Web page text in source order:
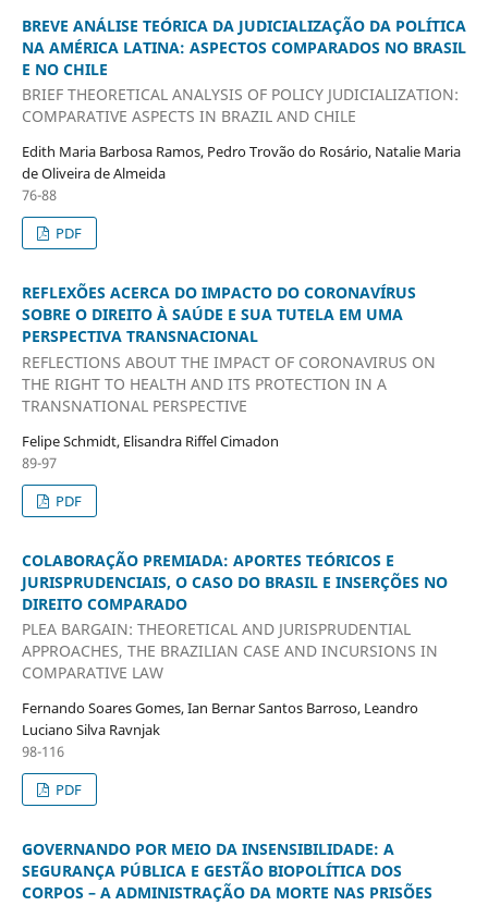
BREVE ANÁLISE TEÓRICA DA JUDICIALIZAÇÃO DA POLÍTICA
NA AMÉRICA LATINA: ASPECTOS COMPARADOS NO BRASIL
E NO CHILE
BRIEF THEORETICAL ANALYSIS OF POLICY JUDICIALIZATION:
COMPARATIVE ASPECTS IN BRAZIL AND CHILE
Edith Maria Barbosa Ramos, Pedro Trovão do Rosário, Natalie Maria
de Oliveira de Almeida
76-88
PDF
REFLEXÕES ACERCA DO IMPACTO DO CORONAVÍRUS
SOBRE O DIREITO À SAÚDE E SUA TUTELA EM UMA
PERSPECTIVA TRANSNACIONAL
REFLECTIONS ABOUT THE IMPACT OF CORONAVIRUS ON
THE RIGHT TO HEALTH AND ITS PROTECTION IN A
TRANSNATIONAL PERSPECTIVE
Felipe Schmidt, Elisandra Riffel Cimadon
89-97
PDF
COLABORAÇÃO PREMIADA: APORTES TEÓRICOS E
JURISPRUDENCIAIS, O CASO DO BRASIL E INSERÇÕES NO
DIREITO COMPARADO
PLEA BARGAIN: THEORETICAL AND JURISPRUDENTIAL
APPROACHES, THE BRAZILIAN CASE AND INCURSIONS IN
COMPARATIVE LAW
Fernando Soares Gomes, Ian Bernar Santos Barroso, Leandro
Luciano Silva Ravnjak
98-116
PDF
GOVERNANDO POR MEIO DA INSENSIBILIDADE: A
SEGURANÇA PÚBLICA E GESTÃO BIOPOLÍTICA DOS
CORPOS – A ADMINISTRAÇÃO DA MORTE NAS PRISÕES